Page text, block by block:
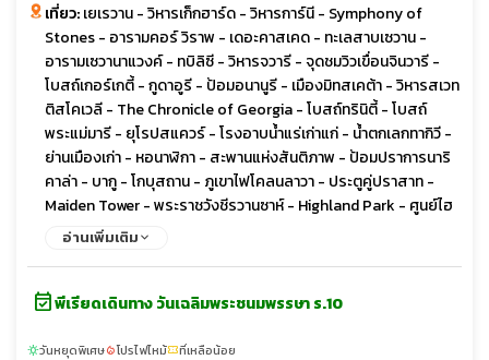
เที่ยว:เยเรวาน - วิหารเก็กฮาร์ด - วิหารการ์นี - Symphony of
Stones - อารามคอร์ วิราพ - เดอะคาสเคด - ทะเลสาบเซวาน -
อารามเซวานาแวงค์ - ทบิลิซี - วิหารจวารี - จุดชมวิวเขื่อนจินวารี -
โบสถ์เกอร์เกตี้ - กูดาอูรี - ป้อมอนานูรี - เมืองมิทสเคต้า - วิหารสเวท
ติสโคเวลี - The Chronicle of Georgia - โบสถ์ทรินิตี้ - โบสถ์
พระแม่มารี - ยุโรปสแควร์ - โรงอาบน้ำแร่เก่าแก่ - น้ำตกเลกทากิวี -
ย่านเมืองเก่า - หอนาฬิกา - สะพานแห่งสันติภาพ - ป้อมปราการนาริ
คาล่า - บากู - โกบุสถาน - ภูเขาไฟโคลนลาวา - ประตูคู่ปราสาท -
Maiden Tower - พระราชวังชีรวานซาห์ - Highland Park - ศูนย์ไฮ
ดาร์ อาลิเยฟ - ยานาร์แด็ก - วิหารแห่งไฟ
อ่านเพิ่มเติม
event_availableพีเรียดเดินทาง วันเฉลิมพระชนมพรรษา ร.10
sunnyวันหยุดพิเศษlocal_fire_departmentโปรไฟไหม้confirmation_numberที่เหลือน้อย